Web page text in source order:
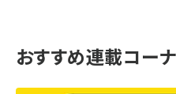
おすすめ連載コー